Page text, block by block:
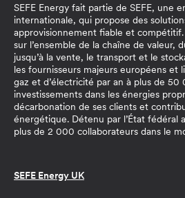
SEFE Energy fait partie de SEFE, une
internationale, qui propose des
approvisionnement fiable et
sur l’ensemble de la chaîne de valeur,
jusqu’à la vente, le transport et le
les fournisseurs majeurs européens et
gaz et d’électricité par an à plus de 50
investissements dans les énergies
décarbonation de ses clients et
énergétique. Détenu par l’État fédéral
plus de 2 000 collaborateurs dans le
SEFE Energy UK